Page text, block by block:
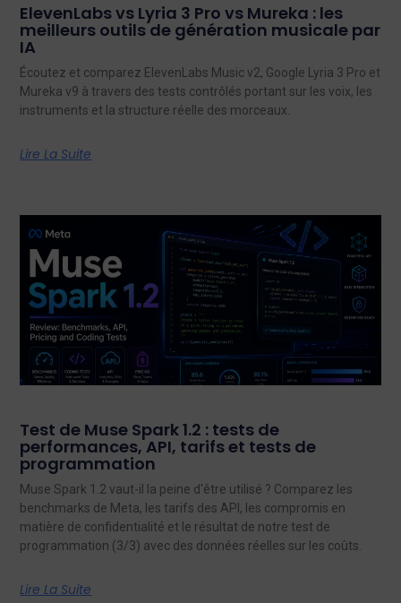
ElevenLabs vs Lyria 3 Pro vs Mureka : les
meilleurs outils de génération musicale par
IA
Écoutez et comparez ElevenLabs Music v2, Google Lyria 3 Pro et
Mureka v9 à travers des tests contrôlés portant sur les voix, les
instruments et la structure réelle des morceaux.
Lire La Suite
Test de Muse Spark 1.2 : tests de
performances, API, tarifs et tests de
programmation
Muse Spark 1.2 vaut-il la peine d'être utilisé ? Comparez les
benchmarks de Meta, les tarifs des API, les compromis en
matière de confidentialité et le résultat de notre test de
programmation (3/3) avec des données réelles sur les coûts.
Lire La Suite